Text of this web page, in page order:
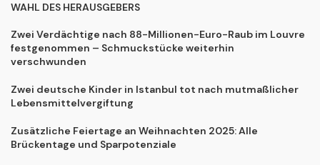
WAHL DES HERAUSGEBERS
Zwei Verdächtige nach 88-Millionen-Euro-Raub im Louvre
festgenommen – Schmuckstücke weiterhin
verschwunden
Zwei deutsche Kinder in Istanbul tot nach mutmaßlicher
Lebensmittelvergiftung
Zusätzliche Feiertage an Weihnachten 2025: Alle
Brückentage und Sparpotenziale